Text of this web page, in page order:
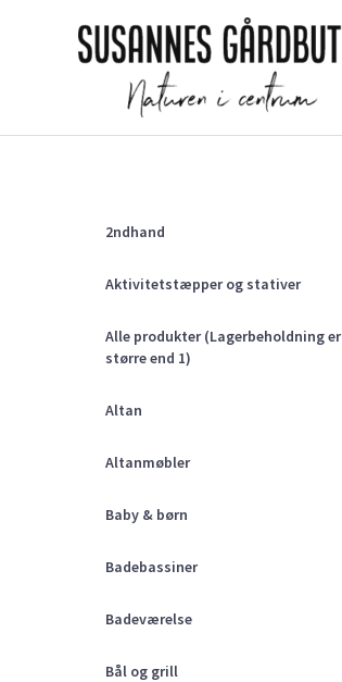
2ndhand
Aktivitetstæpper og stativer
Alle produkter (Lagerbeholdning er
større end 1)
Altan
Altanmøbler
Baby & børn
Badebassiner
Badeværelse
Bål og grill